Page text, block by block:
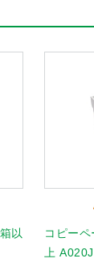
以
コピー
上 A020J